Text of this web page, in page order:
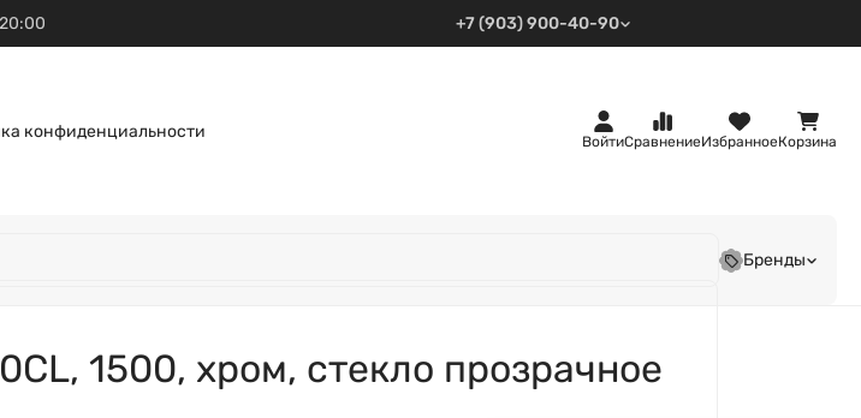
+7 (903) 900-40-90
конфиденциальности
ВойтиСравнениеИзбранноеКорзина
Бренды
1500, хром, стекло прозрачное